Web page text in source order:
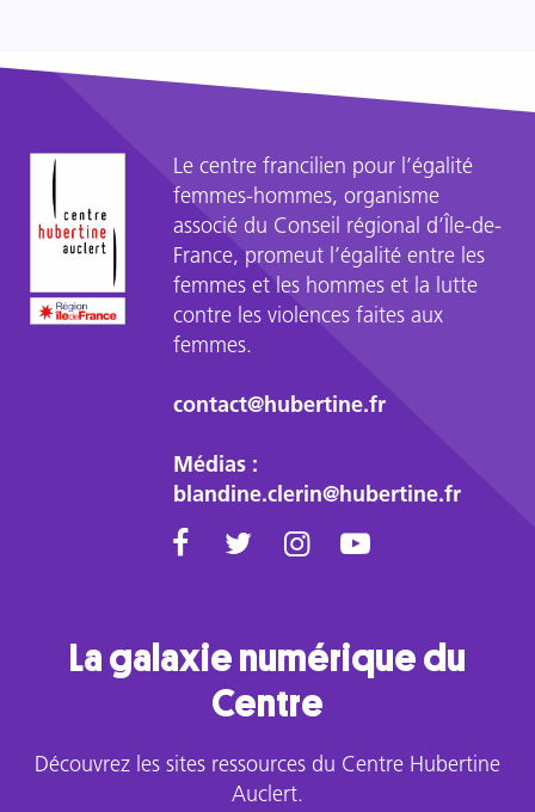
Le centre francilien pour l’égalité
femmes-hommes, organisme
associé du Conseil régional d’Île-de-
France, promeut l’égalité entre les
femmes et les hommes et la lutte
contre les violences faites aux
femmes.
contact@hubertine.fr
Médias :
blandine.clerin@hubertine.fr
La galaxie numérique du
Centre
Découvrez les sites ressources du Centre Hubertine
Auclert.